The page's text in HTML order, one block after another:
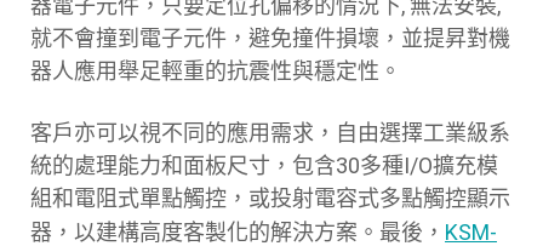
器電子元件，只要定位孔偏移的情況下, 無法安裝,
就不會撞到電子元件，避免撞件損壞，並提昇對機
器人應用舉足輕重的抗震性與穩定性。
客戶亦可以視不同的應用需求，自由選擇工業級系
統的處理能力和面板尺寸，包含30多種I/O擴充模
組和電阻式單點觸控，或投射電容式多點觸控顯示
器，以建構高度客製化的解決方案。最後， KSM-